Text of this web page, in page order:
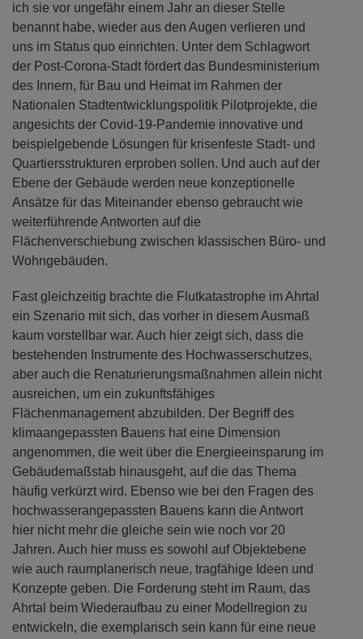
ich sie vor ungefähr einem Jahr an dieser Stelle
benannt habe, wieder aus den Augen verlieren und
uns im Status quo einrichten. Unter dem Schlagwort
der Post-Corona-Stadt fördert das Bundesministerium
des Innern, für Bau und Heimat im Rahmen der
Nationalen Stadtentwicklungspolitik Pilotprojekte, die
angesichts der Covid-19-Pandemie innovative und
beispielgebende Lösungen für krisenfeste Stadt- und
Quartiersstrukturen erproben sollen. Und auch auf der
Ebene der Gebäude werden neue konzeptionelle
Ansätze für das Miteinander ebenso gebraucht wie
weiterführende Antworten auf die
Flächenverschiebung zwischen klassischen Büro- und
Wohngebäuden.
Fast gleichzeitig brachte die Flutkatastrophe im Ahrtal
ein Szenario mit sich, das vorher in diesem Ausmaß
kaum vorstellbar war. Auch hier zeigt sich, dass die
bestehenden Instrumente des Hochwasserschutzes,
aber auch die Renaturierungsmaßnahmen allein nicht
ausreichen, um ein zukunftsfähiges
Flächenmanagement abzubilden. Der Begriff des
klimaangepassten Bauens hat eine Dimension
angenommen, die weit über die Energieeinsparung im
Gebäudemaßstab hinausgeht, auf die das Thema
häufig verkürzt wird. Ebenso wie bei den Fragen des
hochwasserangepassten Bauens kann die Antwort
hier nicht mehr die gleiche sein wie noch vor 20
Jahren. Auch hier muss es sowohl auf Objektebene
wie auch raumplanerisch neue, tragfähige Ideen und
Konzepte geben. Die Forderung steht im Raum, das
Ahrtal beim Wiederaufbau zu einer Modellregion zu
entwickeln, die exemplarisch sein kann für eine neue